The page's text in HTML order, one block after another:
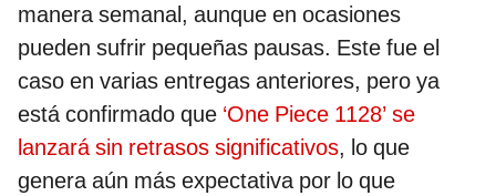
manera semanal, aunque en ocasiones
pueden sufrir pequeñas pausas. Este fue el
caso en varias entregas anteriores, pero ya
está confirmado que ‘One Piece 1128’ se
lanzará sin retrasos significativos, lo que
genera aún más expectativa por lo que